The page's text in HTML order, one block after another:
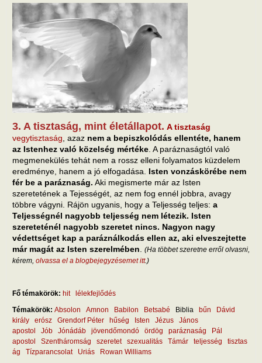
3. A tisztaság, mint életállapot. A tisztaság
vegytisztaság, azaz nem a bepiszkolódás ellentéte, hanem
az Istenhez való közelség mértéke. A paráznaságtól való
megmenekülés tehát nem a rossz elleni folyamatos küzdelem
eredménye, hanem a jó elfogadása. Isten vonzáskörébe nem
fér be a paráznaság. Aki megismerte már az Isten
szeretetének a Tejességét, az nem fog ennél jobbra, avagy
többre vágyni. Rájön ugyanis, hogy a Teljesség teljes: a
Teljességnél nagyobb teljesség nem létezik. Isten
szereteténél nagyobb szeretet nincs. Nagyon nagy
védettséget kap a paráználkodás ellen az, aki elveszejtette
már magát az Isten szerelmében. (Ha többet szeretne erről olvasni,
kérem, olvassa el a blogbejegyzésemet itt.)
Fő témakörök: hit
lélekfejlődés
Témakörök: Absolon Amnon Babilon Betsabé Biblia bűn
Dávid
király
erósz Grendorf Péter hűség Isten Jézus
János
apostol
Jób Jónádáb jövendőmondó ördög paráznaság
Pál
apostol
Szentháromság szeretet szexualitás Támár teljesség
tisztas
ág
Tízparancsolat Uriás Rowan Williams